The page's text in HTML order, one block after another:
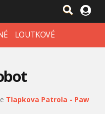
LOUTKOVÉ
Tlapkova Patrola - Paw